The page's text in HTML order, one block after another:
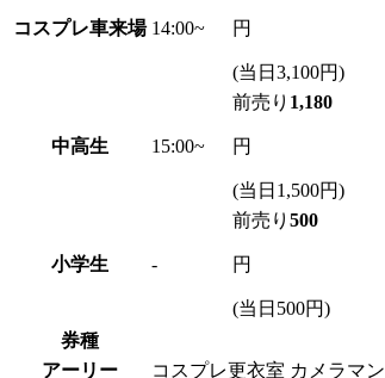
コスプレ車来場 14:00~ 円
(当日3,100円)
中高生 15:00~
前売り 1,180
円
(当日1,500円)
小学生 -
前売り 500
円
(当日500円)
券種
アーリー
コスプレ更衣室 カメラマン